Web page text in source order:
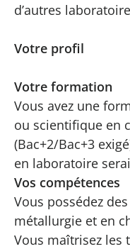
d’autres
Votre profil
Votre formation
Vous avez une
ou scientifique en
(Bac+2/Bac+3
en laboratoire
Vos compétences
Vous possédez
métallurgie et en
Vous maîtrisez les